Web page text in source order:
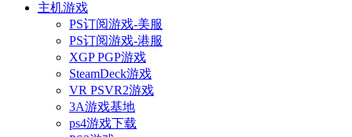
主机游戏
PS订阅游戏-美服
PS订阅游戏-港服
XGP PGP游戏
SteamDeck游戏
VR PSVR2游戏
3A游戏基地
ps4游戏下载